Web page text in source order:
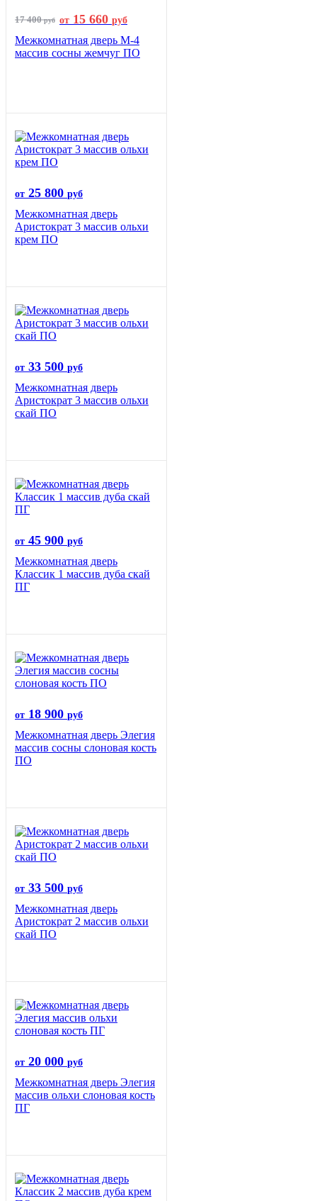
17 400руб от 15 660 руб
Межкомнатная дверь М-4
массив сосны жемчуг ПО
от 25 800 руб
Межкомнатная дверь
Аристократ 3 массив ольхи
крем ПО
от 33 500 руб
Межкомнатная дверь
Аристократ 3 массив ольхи
скай ПО
от 45 900 руб
Межкомнатная дверь
Классик 1 массив дуба скай
ПГ
от 18 900 руб
Межкомнатная дверь Элегия
массив сосны слоновая кость
ПО
от 33 500 руб
Межкомнатная дверь
Аристократ 2 массив ольхи
скай ПО
от 20 000 руб
Межкомнатная дверь Элегия
массив ольхи слоновая кость
ПГ